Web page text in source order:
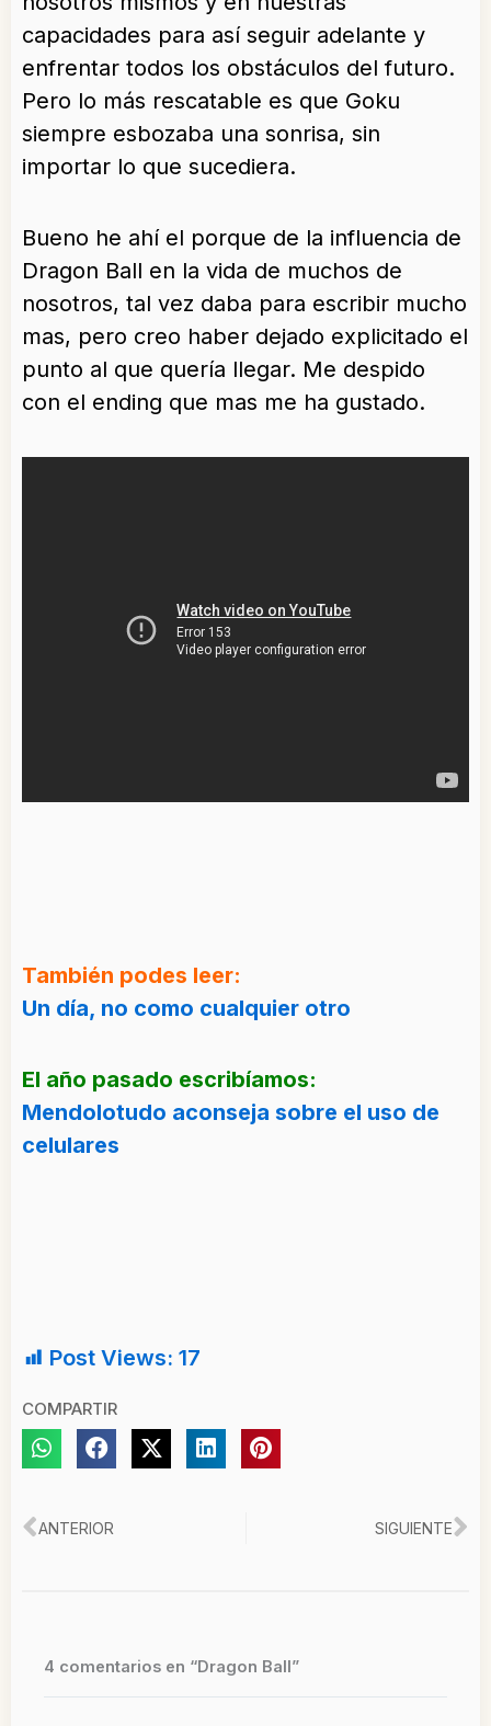
capacidades para así seguir adelante y
enfrentar todos los obstáculos del futuro.
Pero lo más rescatable es que Goku
siempre esbozaba una sonrisa, sin
importar lo que sucediera.
Bueno he ahí el porque de la influencia de
Dragon Ball en la vida de muchos de
nosotros, tal vez daba para escribir mucho
mas, pero creo haber dejado explicitado el
punto al que quería llegar. Me despido
con el ending que mas me ha gustado.
También podes leer:
Un día, no como cualquier otro
El año pasado escribíamos:
Mendolotudo aconseja sobre el uso de
celulares
Post Views: 17
COMPARTIR
Ant
ANTERIOR SIGUIENTE
4 comentarios en “Dragon Ball”